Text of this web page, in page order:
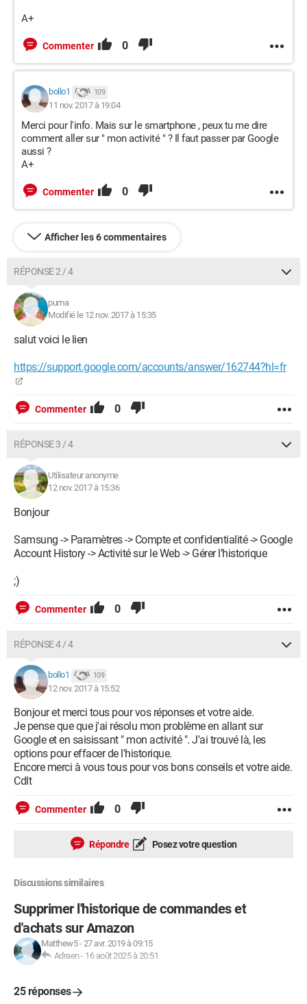
A+
Commenter 0
bollo1 109
11 nov. 2017 à 19:04
Merci pour l'info. Mais sur le smartphone , peux tu me dire
comment aller sur " mon activité " ? Il faut passer par Google
aussi ?
A+
Commenter 0
Afficher les 6 commentaires
RÉPONSE 2 / 4
puma
Modifié le 12 nov. 2017 à 15:35
salut voici le lien
https://support.google.com/accounts/answer/162744?hl=fr
Commenter 0
RÉPONSE 3 / 4
Utilisateur anonyme
12 nov. 2017 à 15:36
Bonjour
Samsung -> Paramètres -> Compte et confidentialité -> Google
Account History -> Activité sur le Web -> Gérer l’historique
;)
Commenter 0
RÉPONSE 4 / 4
bollo1 109
12 nov. 2017 à 15:52
Bonjour et merci tous pour vos réponses et votre aide.
Je pense que que j'ai résolu mon problème en allant sur
Google et en saisissant " mon activité ". J'ai trouvé là, les
options pour effacer de l'historique.
Encore merci à vous tous pour vos bons conseils et votre aide.
Cdlt
Commenter 0
Répondre Posez votre question
Discussions similaires
Supprimer l'historique de commandes et
d'achats sur Amazon
Matthew5-27 avr. 2019 à 09:15
Adraen- 16 août 2025 à 20:51
25 réponses